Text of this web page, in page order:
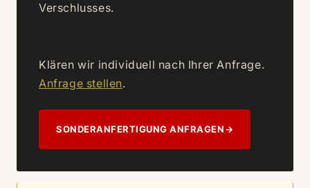
Verschlusses.
Klären wir individuell nach Ihrer Anfrage.
Anfrage stellen.
SONDERANFERTIGUNG ANFRAGEN→